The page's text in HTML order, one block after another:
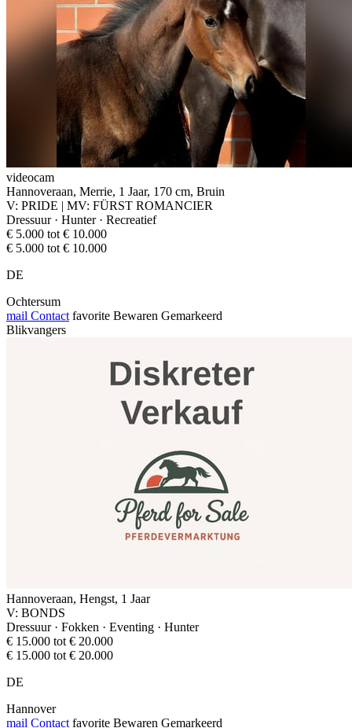
videocam
Hannoveraan, Merrie, 1 Jaar, 170 cm, Bruin
V: PRIDE | MV: FÜRST ROMANCIER
Dressuur · Hunter · Recreatief
€ 5.000 tot € 10.000
€ 5.000 tot € 10.000
DE
Ochtersum
mail Contact favorite Bewaren Gemarkeerd
Blikvangers
Hannoveraan, Hengst, 1 Jaar
V: BONDS
Dressuur · Fokken · Eventing · Hunter
€ 15.000 tot € 20.000
€ 15.000 tot € 20.000
DE
Hannover
mail Contact favorite Bewaren Gemarkeerd